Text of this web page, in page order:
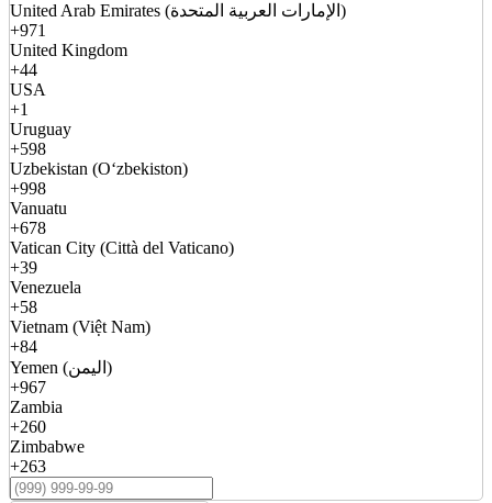
United Arab Emirates (الإمارات العربية المتحدة)
+971
United Kingdom
+44
USA
+1
Uruguay
+598
Uzbekistan (Oʻzbekiston)
+998
Vanuatu
+678
Vatican City (Città del Vaticano)
+39
Venezuela
+58
Vietnam (Việt Nam)
+84
Yemen (اليمن)
+967
Zambia
+260
Zimbabwe
+263